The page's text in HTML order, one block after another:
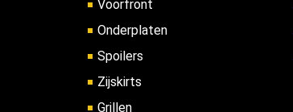
Voorfront
Onderplaten
Spoilers
Zijskirts
Grillen